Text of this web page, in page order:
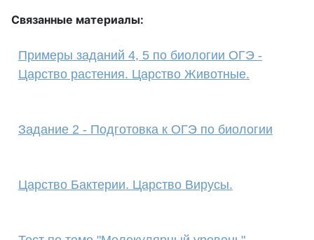
Связанные материалы:
Примеры заданий 4, 5 по биологии ОГЭ -
Царство растения. Царство Животные.
Задание 2 - Подготовка к ОГЭ по биологии
Царство Бактерии. Царство Вирусы.